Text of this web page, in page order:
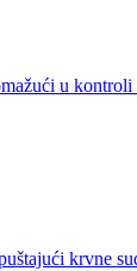
u
krvne